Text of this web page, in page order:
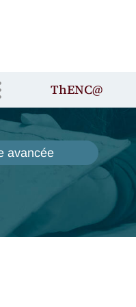
ThENC@
avancée